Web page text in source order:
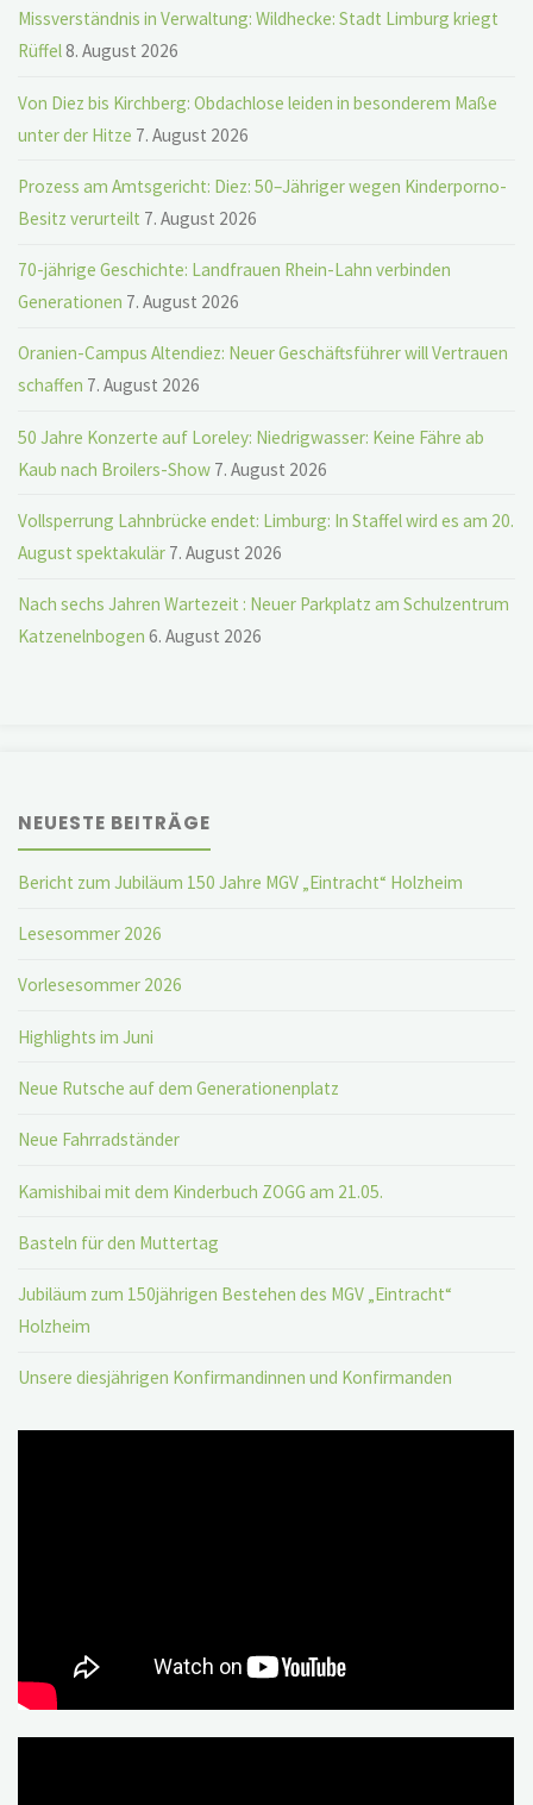
Missverständnis in Verwaltung: Wildhecke: Stadt Limburg kriegt
Rüffel8. August 2026
Von Diez bis Kirchberg: Obdachlose leiden in besonderem Maße
unter der Hitze 7. August 2026
Prozess am Amtsgericht: Diez: 50–Jähriger wegen Kinderporno-
Besitz verurteilt 7. August 2026
70-jährige Geschichte: Landfrauen Rhein-Lahn verbinden
Generationen 7. August 2026
Oranien-Campus Altendiez: Neuer Geschäftsführer will Vertrauen
schaffen 7. August 2026
50 Jahre Konzerte auf Loreley: Niedrigwasser: Keine Fähre ab
Kaub nach Broilers-Show 7. August 2026
Vollsperrung Lahnbrücke endet: Limburg: In Staffel wird es am 20.
August spektakulär 7. August 2026
Nach sechs Jahren Wartezeit : Neuer Parkplatz am Schulzentrum
Katzenelnbogen 6. August 2026
NEUESTE BEITRÄGE
Bericht zum Jubiläum 150 Jahre MGV „Eintracht“ Holzheim
Lesesommer 2026
Vorlesesommer 2026
Highlights im Juni
Neue Rutsche auf dem Generationenplatz
Neue Fahrradständer
Kamishibai mit dem Kinderbuch ZOGG am 21.05.
Basteln für den Muttertag
Jubiläum zum 150jährigen Bestehen des MGV „Eintracht“
Holzheim
Unsere diesjährigen Konfirmandinnen und Konfirmanden